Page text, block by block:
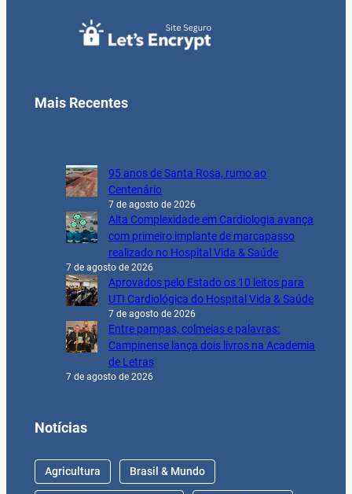
Mais Recentes
95 anos de Santa Rosa, rumo ao
Centenário
7 de agosto de 2026
Alta Complexidade em Cardiologia avança
com primeiro implante de marcapasso
realizado no Hospital Vida & Saúde
7 de agosto de 2026
Aprovados pelo Estado os 10 leitos para
UTI Cardiológica do Hospital Vida & Saúde
7 de agosto de 2026
Entre pampas, colmeias e palavras:
Campinense lança dois livros na Academia
de Letras
7 de agosto de 2026
Notícias
Agricultura Brasil & Mundo